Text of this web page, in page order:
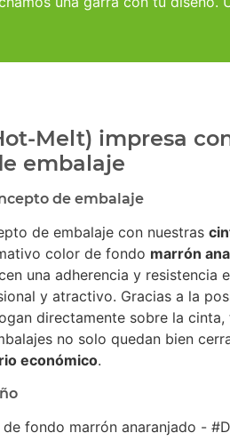
Melt) impresa
embalaje
de embalaje
de embalaje con nuestras
color de fondo marrón
una adherencia y resistencia
y atractivo. Gracias a la
directamente sobre la
no solo quedan bien
económico.
fondo marrón anaranjado -